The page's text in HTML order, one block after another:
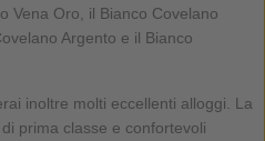
Vena Oro, il Bianco Covelano
Argento e il Bianco
inoltre molti eccellenti alloggi. La
prima classe e confortevoli